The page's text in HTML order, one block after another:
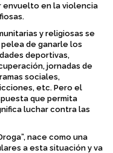
envuelto en la violencia
y religiosas se
de ganarle los
deportivas,
jornadas de
sociales,
etc. Pero el
que permita
luchar contra las
nace como una
a esta situación y va